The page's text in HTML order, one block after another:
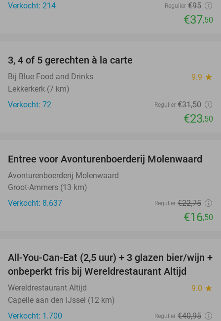
Verkocht: 214
Regulier €95
€37,50
3, 4 of 5 gerechten à la carte
Bij Blue Food and Drinks 9.9 star
Lekkerkerk (7 km)
Verkocht: 72
Regulier €31,50
€23,50
27%
Entree voor Avonturenboerderij Molenwaard
Avonturenboerderij Molenwaard
Groot-Ammers (13 km)
Verkocht: 8.637
Regulier €22,75
€16,50
21%
All-You-Can-Eat (2,5 uur) + 3 glazen bier/wijn +
onbeperkt fris bij Wereldrestaurant Altijd
Wereldrestaurant Altijd 9.0 star
Capelle aan den IJssel (12 km)
Verkocht: 1.700
Regulier €40,95